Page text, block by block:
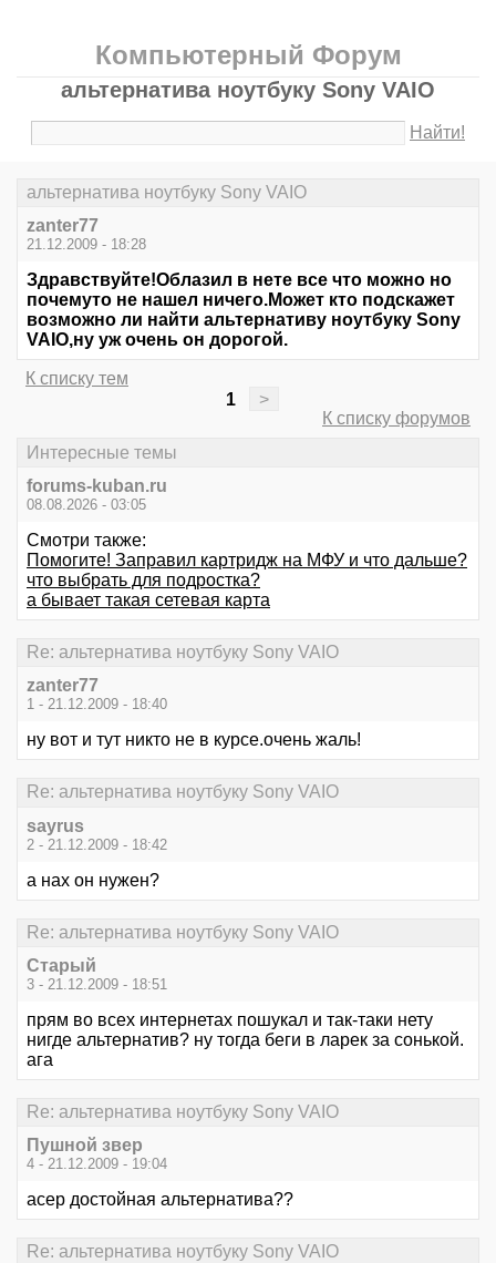
Компьютерный Форум
альтернатива ноутбуку Sony VAIO
Найти!
альтернатива ноутбуку Sony VAIO
zanter77
21.12.2009 - 18:28
Здравствуйте!Облазил в нете все что можно но
почемуто не нашел ничего.Может кто подскажет
возможно ли найти альтернативу ноутбуку Sony
VAIO,ну уж очень он дорогой.
К списку тем
1
>
К списку форумов
Интересные темы
forums-kuban.ru
08.08.2026 - 03:05
Смотри также:
Помогите! Заправил картридж на МФУ и что дальше?
что выбрать для подростка?
а бывает такая сетевая карта
Re: альтернатива ноутбуку Sony VAIO
zanter77
1 - 21.12.2009 - 18:40
ну вот и тут никто не в курсе.очень жаль!
Re: альтернатива ноутбуку Sony VAIO
sayrus
2 - 21.12.2009 - 18:42
а нах он нужен?
Re: альтернатива ноутбуку Sony VAIO
Старый
3 - 21.12.2009 - 18:51
прям во всех интернетах пошукал и так-таки нету
нигде альтернатив? ну тогда беги в ларек за сонькой.
ага
Re: альтернатива ноутбуку Sony VAIO
Пушной звер
4 - 21.12.2009 - 19:04
асер достойная альтернатива??
Re: альтернатива ноутбуку Sony VAIO